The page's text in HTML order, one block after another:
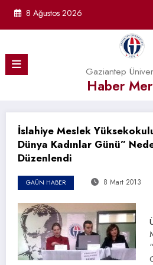
8 Ağustos 2026
Gaziantep
Haber
İslahiye Meslek
Dünya Kadınlar Günü”
Düzenlendi
GAÜN HABER 8 Mart 2013